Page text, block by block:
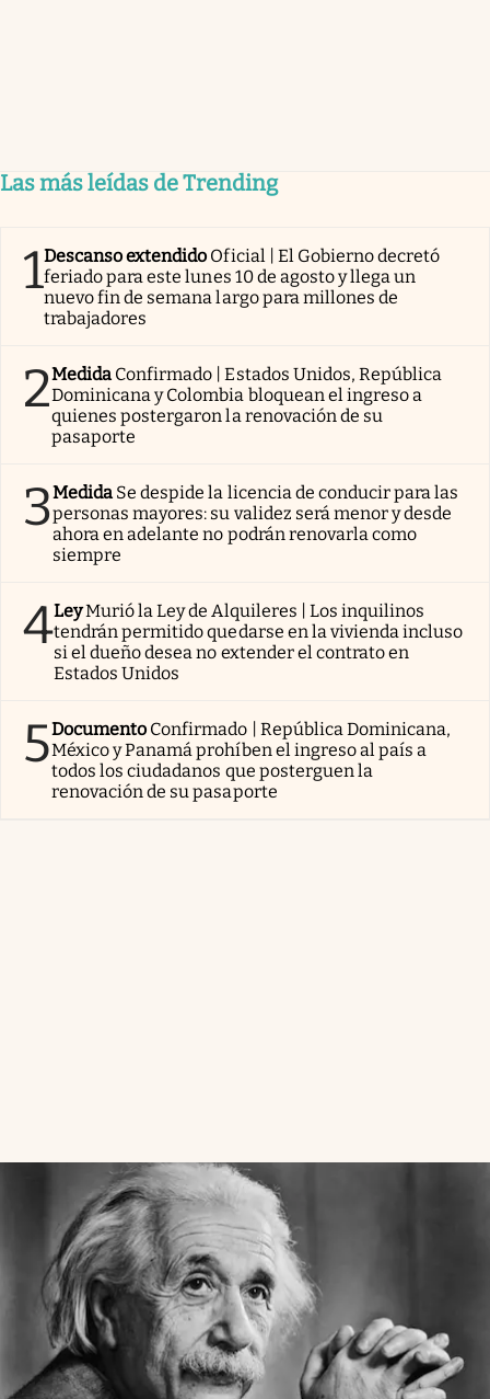
Las más leídas de Trending
1Descanso extendido Oficial | El Gobierno decretó
feriado para este lunes 10 de agosto y llega un
nuevo fin de semana largo para millones de
trabajadores
2Medida Confirmado | Estados Unidos, República
Dominicana y Colombia bloquean el ingreso a
quienes postergaron la renovación de su
pasaporte
3Medida Se despide la licencia de conducir para las
personas mayores: su validez será menor y desde
ahora en adelante no podrán renovarla como
siempre
4LeyMurió la Ley de Alquileres | Los inquilinos
tendrán permitido quedarse en la vivienda incluso
si el dueño desea no extender el contrato en
Estados Unidos
5Documento Confirmado | República Dominicana,
México y Panamá prohíben el ingreso al país a
todos los ciudadanos que posterguen la
renovación de su pasaporte